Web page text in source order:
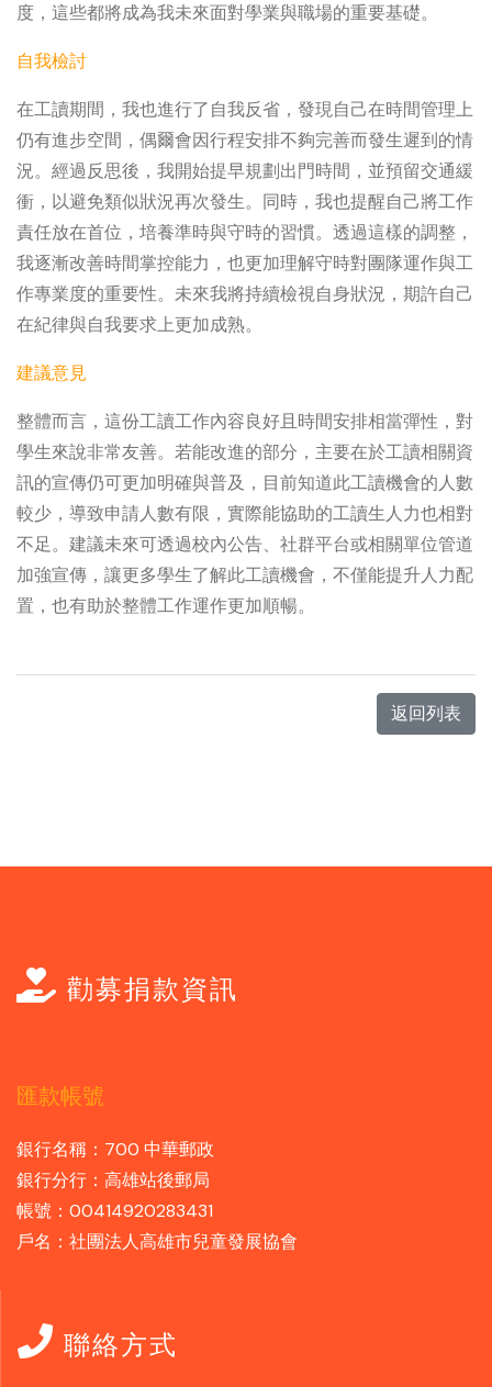
度，這些都將成為我未來面對學業與職場的重要基礎。
自我檢討
在工讀期間，我也進行了自我反省，發現自己在時間管理上
仍有進步空間，偶爾會因行程安排不夠完善而發生遲到的情
況。經過反思後，我開始提早規劃出門時間，並預留交通緩
衝，以避免類似狀況再次發生。同時，我也提醒自己將工作
責任放在首位，培養準時與守時的習慣。透過這樣的調整，
我逐漸改善時間掌控能力，也更加理解守時對團隊運作與工
作專業度的重要性。未來我將持續檢視自身狀況，期許自己
在紀律與自我要求上更加成熟。
建議意見
整體而言，這份工讀工作內容良好且時間安排相當彈性，對
學生來說非常友善。若能改進的部分，主要在於工讀相關資
訊的宣傳仍可更加明確與普及，目前知道此工讀機會的人數
較少，導致申請人數有限，實際能協助的工讀生人力也相對
不足。建議未來可透過校內公告、社群平台或相關單位管道
加強宣傳，讓更多學生了解此工讀機會，不僅能提升人力配
置，也有助於整體工作運作更加順暢。
返回列表
勸募捐款資訊
匯款帳號
銀行名稱：700 中華郵政
銀行分行：高雄站後郵局
帳號：00414920283431
戶名：社團法人高雄市兒童發展協會
聯絡方式